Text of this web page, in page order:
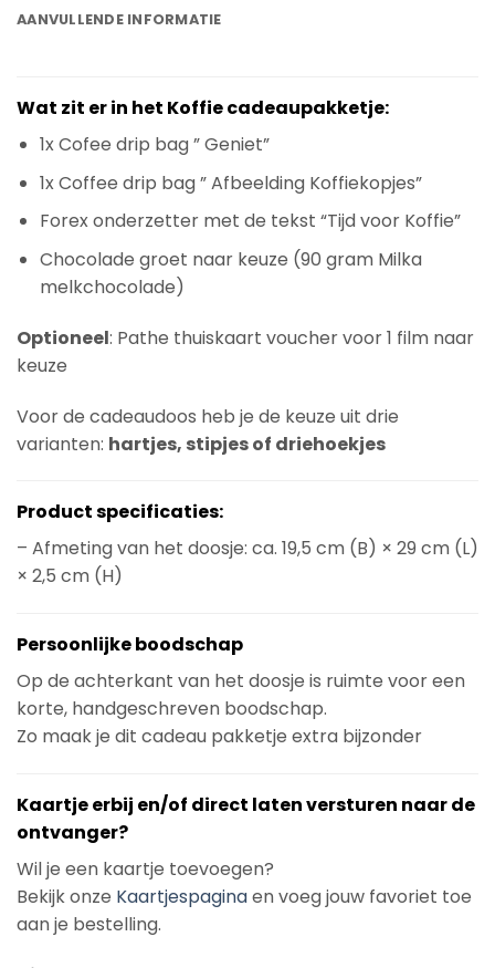
AANVULLENDE INFORMATIE
Wat zit er in het Koffie cadeaupakketje:
1x Cofee drip bag ” Geniet”
1x Coffee drip bag ” Afbeelding Koffiekopjes”
Forex onderzetter met de tekst “Tijd voor Koffie”
Chocolade groet naar keuze (90 gram Milka
melkchocolade)
Optioneel: Pathe thuiskaart voucher voor 1 film naar
keuze
Voor de cadeaudoos heb je de keuze uit drie
varianten: hartjes, stipjes of driehoekjes
Product specificaties:
– Afmeting van het doosje: ca. 19,5 cm (B) × 29 cm (L)
× 2,5 cm (H)
Persoonlijke boodschap
Op de achterkant van het doosje is ruimte voor een
korte, handgeschreven boodschap.
Zo maak je dit cadeau pakketje extra bijzonder
Kaartje erbij en/of direct laten versturen naar de
ontvanger?
Wil je een kaartje toevoegen?
Bekijk onze Kaartjespaginaen voeg jouw favoriet toe
aan je bestelling.